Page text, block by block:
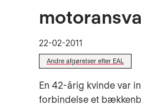
22-02-2011
Andre afgørelser efter EAL
En 42-årig kvinde var
forbindelse et